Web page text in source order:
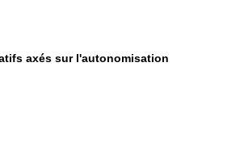
axés sur l'autonomisation